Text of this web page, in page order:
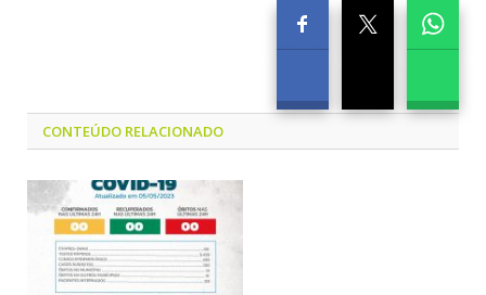
CONTEÚDO RELACIONADO